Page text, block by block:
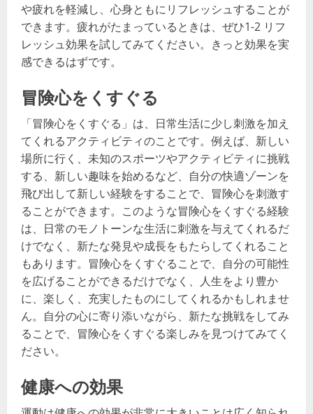
や疲れを軽減し、心身ともにリフレッシュすることが
できます。疲れがたまっているときは、ぜひ1-2 リフ
レッシュ効果を試してみてください。きっと効果を実
感できるはずです。
冒険心をくすぐる
「冒険心をくすぐる」は、日常生活に少し刺激を加え
てくれるアクティビティのことです。例えば、新しい
場所に行く、未知のスポーツやアクティビティに挑戦
する、新しい趣味を始めるなど、自分の快適ゾーンを
飛び出して新しい経験をすることで、冒険心を刺激す
ることができます。このような冒険心をくすぐる経験
は、日常のモノトーンな生活に刺激を与えてくれるだ
けでなく、新たな発見や成長をもたらしてくれること
もあります。冒険心をくすぐることで、自分の可能性
を広げることができるだけでなく、人生をより豊か
に、楽しく、充実したものにしてくれるかもしれませ
ん。自分の心に寄り添いながら、新たな挑戦をしてみ
ることで、冒険心をくすぐる楽しみを見つけてみてく
ださい。
健康への効果